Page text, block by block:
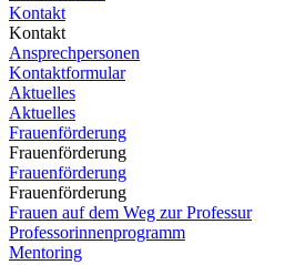
Kontakt
Kontakt
Ansprechpersonen
Kontaktformular
Aktuelles
Aktuelles
Frauenförderung
Frauenförderung
Frauenförderung
Frauenförderung
Frauen auf dem Weg zur Professur
Professorinnenprogramm
Mentoring